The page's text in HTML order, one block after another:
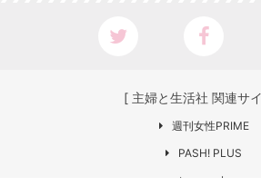
[ 主婦と生活社 関連サ
週刊女性PRIME
PASH! PLUS
ar web